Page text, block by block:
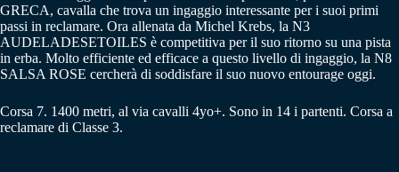
GRECA, cavalla che trova un ingaggio interessante per i suoi primi
passi in reclamare. Ora allenata da Michel Krebs, la N3
AUDELADESETOILES è competitiva per il suo ritorno su una pista
in erba. Molto efficiente ed efficace a questo livello di ingaggio, la N8
SALSA ROSE cercherà di soddisfare il suo nuovo entourage oggi.
Corsa 7. 1400 metri, al via cavalli 4yo+. Sono in 14 i partenti. Corsa a
reclamare di Classe 3.